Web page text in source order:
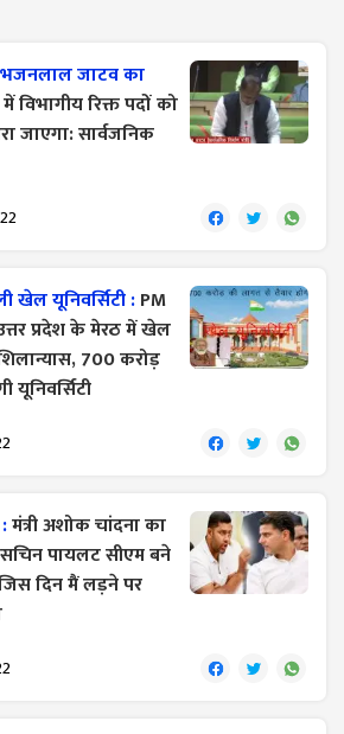
भजनलाल जाटव का
विभागीय रिक्त पदों को
जाएगा: सार्वजनिक
खेल यूनिवर्सिटी :PM
प्रदेश के मेरठ में खेल
700 करोड़
यूनिवर्सिटी
मंत्री अशोक चांदना का
पायलट सीएम बने
दिन मैं लड़ने पर